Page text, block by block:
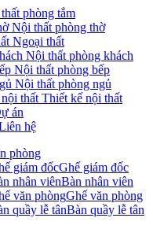
phòng tắm
Nội thất phòng thờ
Ngoại thất
Nội thất phòng khách
Nội thất phòng bếp
Nội thất phòng ngủ
Thiết kế nội thất
án
hệ
phòng
Ghế giám đốc
Bàn nhân viên
Ghế văn phòng
Bàn quầy lễ tân